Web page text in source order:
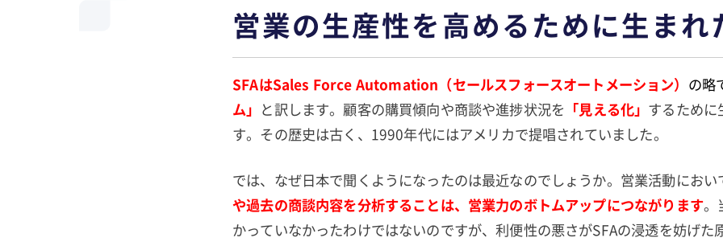
営業の生産性を高めるために生まれ
SFAはSales Force Automation（セールスフォースオートメーション） の略
ム」 と訳します。顧客の購買傾向や商談や進捗状況を 「見える化」 するために
す。その歴史は古く、1990年代にはアメリカで提唱されていました。
では、なぜ日本で聞くようになったのは最近なのでしょうか。営業活動におい
や過去の商談内容を分析することは、営業力のボトムアップにつながります。
かっていなかったわけではないのですが、利便性の悪さがSFAの浸透を妨げた